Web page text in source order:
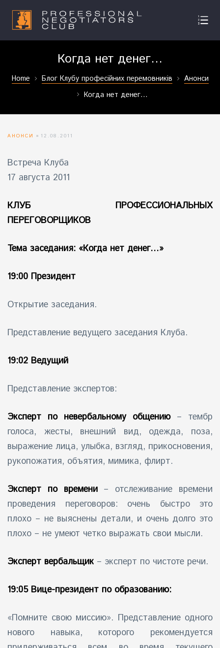
Когда нет денег…
Home Блог Клубу професійних перемовників
Анонси
Когда нет денег…
АНОНСИ 12.08.2011
Встреча Клуба
17 августа 2011
КЛУБ ПРОФЕССИОНАЛЬНЫХ
ПЕРЕГОВОРЩИКОВ
Тема заседания: «Когда нет денег…»
19:00 Президент
Открытие заседания.
Представление ведущего заседания Клуба.
19:02 Ведущий
Представление экспертов:
Эксперт по невербальному общению – тембр
голоса, жесты, внешний вид, одежда, поза,
выражение лица, улыбка, взгляд, прикосновения,
рукопожатия, объятия, мимика, флирт.
Эксперт по времени– отслеживание времени
проведения переговоров: очень быстро это
плохо – не выяснены детали, и очень долго это
плохо – не умеют четко выражать свои мысли.
Эксперт вербальщик – эксперт по чистоте речи.
19:05 Вице-президент по образованию:
«Помните свою миссию». Представление одного
нового навыка, которого рекомендуется